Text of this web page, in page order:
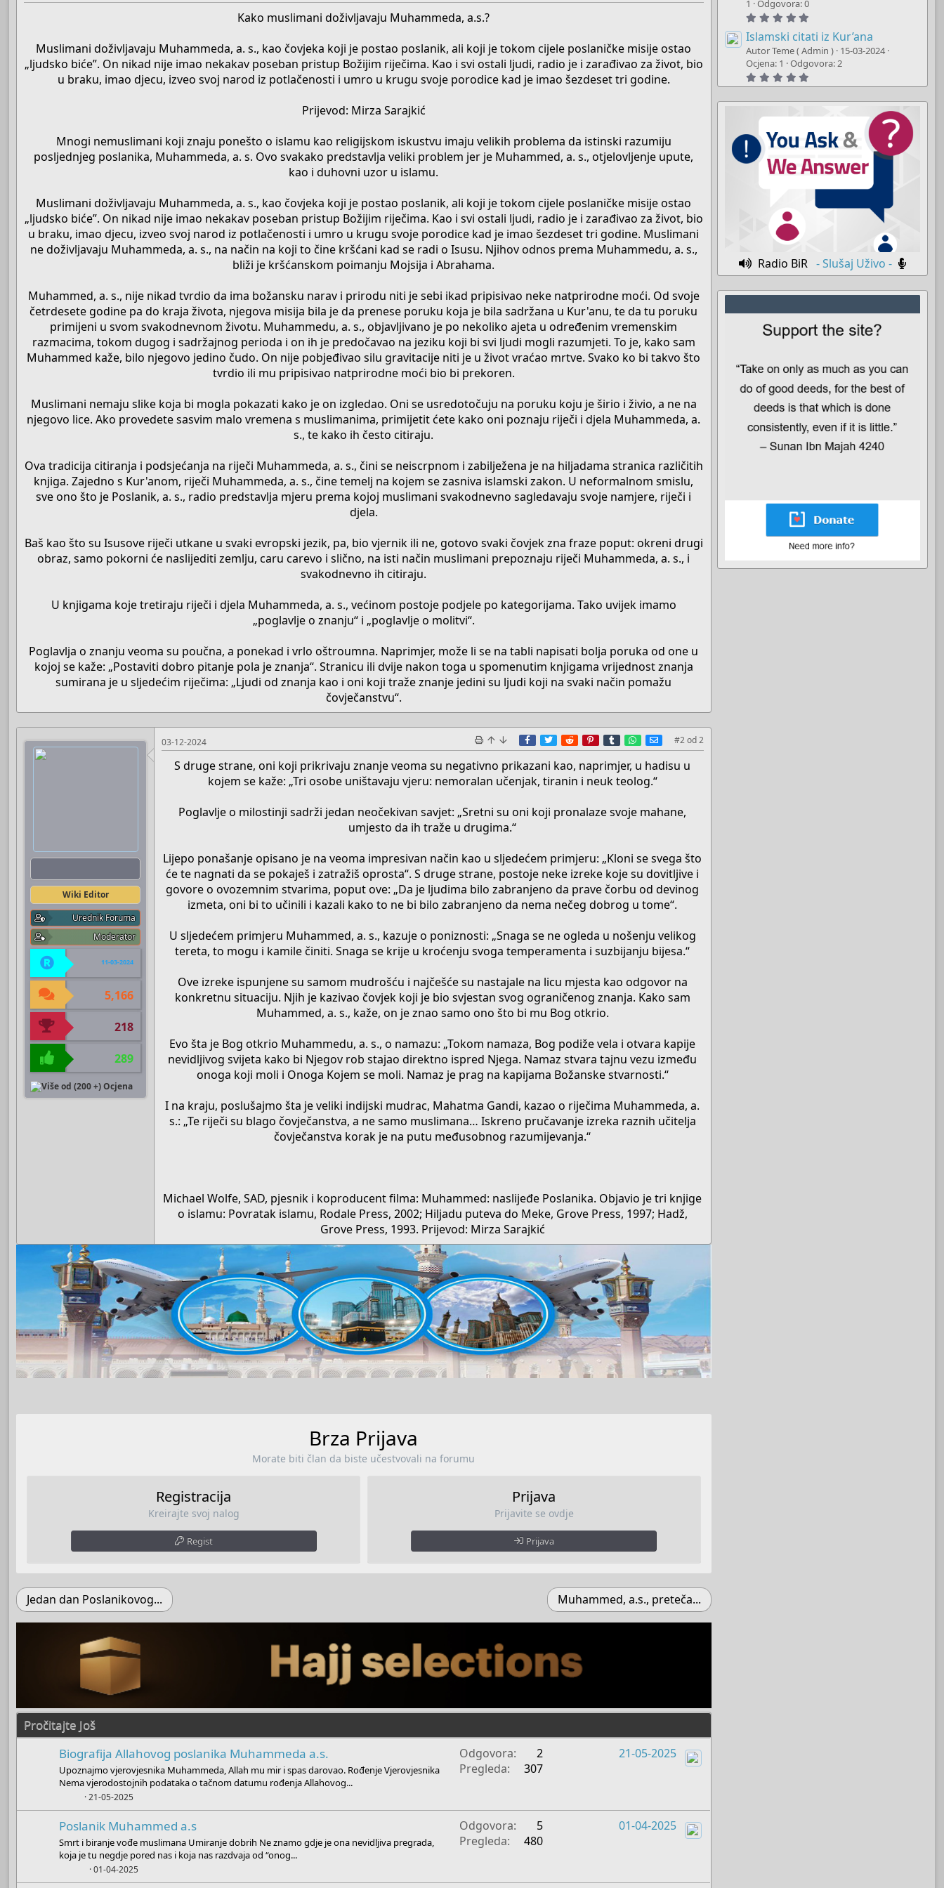
Kako muslimani doživljavaju Muhammeda, a.s.?
Muslimani doživljavaju Muhammeda, a. s., kao čovjeka koji je postao poslanik, ali koji je tokom cijele poslaničke misije ostao
„ljudsko biće”. On nikad nije imao nekakav poseban pristup Božijim riječima. Kao i svi ostali ljudi, radio je i zarađivao za život, bio
u braku, imao djecu, izveo svoj narod iz potlačenosti i umro u krugu svoje porodice kad je imao šezdeset tri godine.
Prijevod: Mirza Sarajkić
Mnogi nemuslimani koji znaju ponešto o islamu kao religijskom iskustvu imaju velikih problema da istinski razumiju
posljednjeg poslanika, Muhammeda, a. s. Ovo svakako predstavlja veliki problem jer je Muhammed, a. s., otjelovljenje upute,
kao i duhovni uzor u islamu.
Muslimani doživljavaju Muhammeda, a. s., kao čovjeka koji je postao poslanik, ali koji je tokom cijele poslaničke misije ostao
„ljudsko biće”. On nikad nije imao nekakav poseban pristup Božijim riječima. Kao i svi ostali ljudi, radio je i zarađivao za život, bio
u braku, imao djecu, izveo svoj narod iz potlačenosti i umro u krugu svoje porodice kad je imao šezdeset tri godine. Muslimani
ne doživljavaju Muhammeda, a. s., na način na koji to čine kršćani kad se radi o Isusu. Njihov odnos prema Muhammedu, a. s.,
bliži je kršćanskom poimanju Mojsija i Abrahama.
Muhammed, a. s., nije nikad tvrdio da ima božansku narav i prirodu niti je sebi ikad pripisivao neke natprirodne moći. Od svoje
četrdesete godine pa do kraja života, njegova misija bila je da prenese poruku koja je bila sadržana u Kur'anu, te da tu poruku
primijeni u svom svakodnevnom životu. Muhammedu, a. s., objavljivano je po nekoliko ajeta u određenim vremenskim
razmacima, tokom dugog i sadržajnog perioda i on ih je predočavao na jeziku koji bi svi ljudi mogli razumjeti. To je, kako sam
Muhammed kaže, bilo njegovo jedino čudo. On nije pobjeđivao silu gravitacije niti je u život vraćao mrtve. Svako ko bi takvo što
tvrdio ili mu pripisivao natprirodne moći bio bi prekoren.
Muslimani nemaju slike koja bi mogla pokazati kako je on izgledao. Oni se usredotočuju na poruku koju je širio i živio, a ne na
njegovo lice. Ako provedete sasvim malo vremena s muslimanima, primijetit ćete kako oni poznaju riječi i djela Muhammeda, a.
s., te kako ih često citiraju.
Ova tradicija citiranja i podsjećanja na riječi Muhammeda, a. s., čini se neiscrpnom i zabilježena je na hiljadama stranica različitih
knjiga. Zajedno s Kur'anom, riječi Muhammeda, a. s., čine temelj na kojem se zasniva islamski zakon. U neformalnom smislu,
sve ono što je Poslanik, a. s., radio predstavlja mjeru prema kojoj muslimani svakodnevno sagledavaju svoje namjere, riječi i
djela.
Baš kao što su Isusove riječi utkane u svaki evropski jezik, pa, bio vjernik ili ne, gotovo svaki čovjek zna fraze poput: okreni drugi
obraz, samo pokorni će naslijediti zemlju, caru carevo i slično, na isti način muslimani prepoznaju riječi Muhammeda, a. s., i
svakodnevno ih citiraju.
U knjigama koje tretiraju riječi i djela Muhammeda, a. s., većinom postoje podjele po kategorijama. Tako uvijek imamo
„poglavlje o znanju“ i „poglavlje o molitvi“.
Poglavlja o znanju veoma su poučna, a ponekad i vrlo oštroumna. Naprimjer, može li se na tabli napisati bolja poruka od one u
kojoj se kaže: „Postaviti dobro pitanje pola je znanja“. Stranicu ili dvije nakon toga u spomenutim knjigama vrijednost znanja
sumirana je u sljedećim riječima: „Ljudi od znanja kao i oni koji traže znanje jedini su ljudi koji na svaki način pomažu
čovječanstvu“.​
Wiki Editor
Urednik Foruma
Moderator
11-03-2024
5,166
218
289
03-12-2024 Facebook
TwitterRedditPinterest
TumblrWhatsApp
E-mail
#2od2
S druge strane, oni koji prikrivaju znanje veoma su negativno prikazani kao, naprimjer, u hadisu u
kojem se kaže: „Tri osobe uništavaju vjeru: nemoralan učenjak, tiranin i neuk teolog.“
Poglavlje o milostinji sadrži jedan neočekivan savjet: „Sretni su oni koji pronalaze svoje mahane,
umjesto da ih traže u drugima.“
Lijepo ponašanje opisano je na veoma impresivan način kao u sljedećem primjeru: „Kloni se svega što
će te nagnati da se pokaješ i zatražiš oprosta“. S druge strane, postoje neke izreke koje su dovitljive i
govore o ovozemnim stvarima, poput ove: „Da je ljudima bilo zabranjeno da prave čorbu od devinog
izmeta, oni bi to učinili i kazali kako to ne bi bilo zabranjeno da nema nečeg dobrog u tome“.
U sljedećem primjeru Muhammed, a. s., kazuje o poniznosti: „Snaga se ne ogleda u nošenju velikog
tereta, to mogu i kamile činiti. Snaga se krije u kroćenju svoga temperamenta i suzbijanju bijesa.“
Ove izreke ispunjene su samom mudrošću i najčešće su nastajale na licu mjesta kao odgovor na
konkretnu situaciju. Njih je kazivao čovjek koji je bio svjestan svog ograničenog znanja. Kako sam
Muhammed, a. s., kaže, on je znao samo ono što bi mu Bog otkrio.
Evo šta je Bog otkrio Muhammedu, a. s., o namazu: „Tokom namaza, Bog podiže vela i otvara kapije
nevidljivog svijeta kako bi Njegov rob stajao direktno ispred Njega. Namaz stvara tajnu vezu između
onoga koji moli i Onoga Kojem se moli. Namaz je prag na kapijama Božanske stvarnosti.“
I na kraju, poslušajmo šta je veliki indijski mudrac, Mahatma Gandi, kazao o riječima Muhammeda, a.
s.: „Te riječi su blago čovječanstva, a ne samo muslimana… Iskreno pručavanje izreka raznih učitelja
čovječanstva korak je na putu međusobnog razumijevanja.“
Michael Wolfe, SAD, pjesnik i koproducent filma: Muhammed: naslijeđe Poslanika. Objavio je tri knjige
o islamu: Povratak islamu, Rodale Press, 2002; Hiljadu puteva do Meke, Grove Press, 1997; Hadž,
Grove Press, 1993. Prijevod: Mirza Sarajkić​
Brza Prijava
Morate biti član da biste učestvovali na forumu
Registracija
Kreirajte svoj nalog
Regist
Prijava
Prijavite se ovdje
Prijava
Jedan dan Poslanikovog... Muhammed, a.s., preteča...
Pročitajte Još
Biografija Allahovog poslanika Muhammeda a.s.
Upoznajmo vjerovjesnika Muhammeda, Allah mu mir i spas darovao. Rođenje Vjerovjesnika
Nema vjerodostojnih podataka o tačnom datumu rođenja Allahovog...
21-05-2025
Odgovora
2
Pregleda
307
21-05-2025
Poslanik Muhammed a.s
Smrt i biranje vođe muslimana Umiranje dobrih Ne znamo gdje je ona nevidljiva pregrada,
koja je tu negdje pored nas i koja nas razdvaja od “onog...
01-04-2025
Odgovora
5
Pregleda
480
01-04-2025
s
)
1
Odgovora: 0
0
0
s
t
(
s
Islamski citati iz Kur’ana
Autor Teme ( Admin ) 15-03-2024
Ocjena: 1
Odgovora: 2
.
0
a
r
s
)
Radio BiR - Slušaj Uživo -